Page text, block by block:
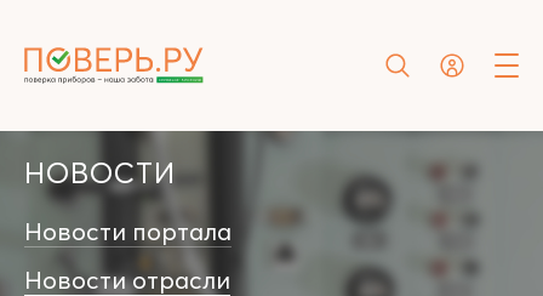
НОВОСТИ
Новости портала
Новости отрасли